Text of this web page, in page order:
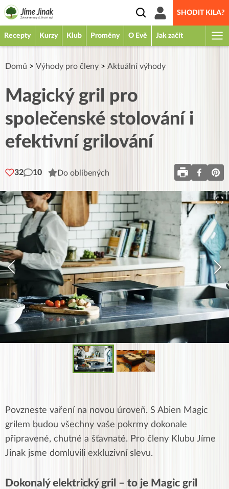
SHODIT KILA?
Recepty Kurzy Klub Proměny O Evě Jak začít
Domů > Výhody pro členy > Aktuální výhody
Magický gril pro
společenské stolování i
efektivní grilování
32 10 Do oblíbených
Povzneste vaření na novou úroveň. S Abien Magic
grilem budou všechny vaše pokrmy dokonale
připravené, chutné a šťavnaté. Pro členy Klubu Jíme
Jinak jsme domluvili exkluzivní slevu.
Dokonalý elektrický gril – to je Magic gril